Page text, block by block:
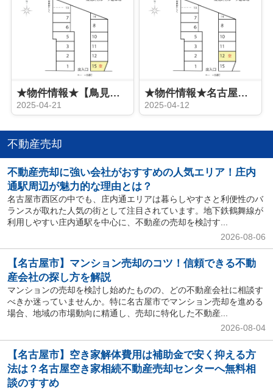
★物件情報★【鳥見町ガレージ駐車場（軽自動車限定）募集】
2025-04-21
★物件情報★名古屋市西区【鳥見町ガレージ駐車場】の募集
2025-04-12
不動産売却
不動産売却に強い会社がおすすめの人気エリア！庄内
通駅周辺が魅力的な理由とは？
名古屋市西区の中でも、庄内通エリアは暮らしやすさと利便性のバ
ランスが取れた人気の街として注目されています。地下鉄鶴舞線が
利用しやすい庄内通駅を中心に、不動産の売却を検討す...
2026-08-06
【名古屋市】マンション売却のコツ！信頼できる不動
産会社の探し方を解説
マンションの売却を検討し始めたものの、どの不動産会社に相談す
べきか迷っていませんか。特に名古屋市でマンション売却を進める
場合、地域の市場動向に精通し、売却に特化した不動産...
2026-08-04
【名古屋市】空き家解体費用は補助金で安く抑える方
法は？名古屋空き家相続不動産売却センターへ無料相
談のすすめ